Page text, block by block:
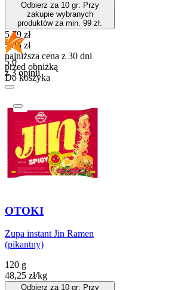
Odbierz za 10 gr: Przy
zakupie wybranych
produktów za min. 99 zł.
Cena promocyjna
5,79 zł
5,85 zł
najniższa cena z 30 dni
przed obniżką
Do koszyka
5.0
z 3 opinii
OTOKI
Zupa instant Jin Ramen
(pikantny)
120 g
48,25 zł/kg
Odbierz za 10 gr: Przy